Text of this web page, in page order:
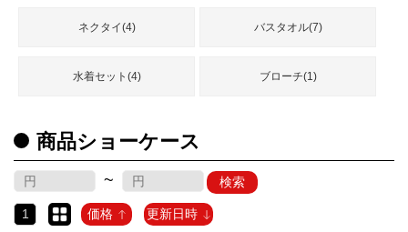
ネクタイ(4) バスタオル(7)
水着セット(4) ブローチ(1)
商品ショーケース
~ 検索
1 価格 更新日時